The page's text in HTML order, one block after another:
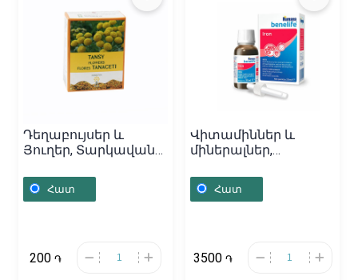
Դեղաբույսեր և
Յուղեր, Տարկավան
Հայաստան
Հատ
200 ֏
Վիտամիններ և
միներալներ,
կաթիլ 20մլ, Իտալիա
Հատ
3500 ֏